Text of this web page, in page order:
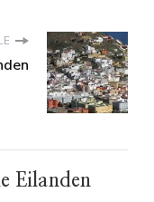
Eilanden